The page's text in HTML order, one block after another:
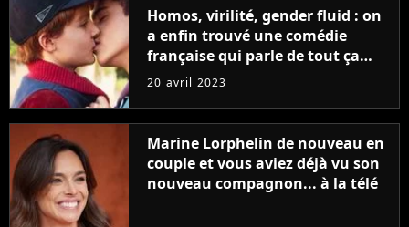
Homos, virilité, gender fluid : on
a enfin trouvé une comédie
française qui parle de tout ça
sans être super ringarde
20 avril 2023
Marine Lorphelin de nouveau en
couple et vous aviez déjà vu son
nouveau compagnon... à la télé